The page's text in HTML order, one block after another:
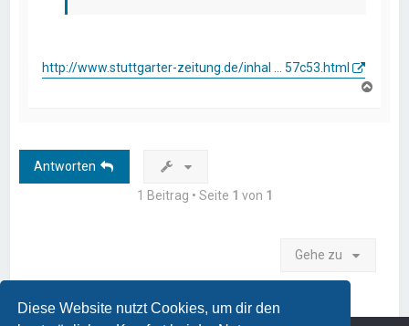
Diese Website nutzt Cookies, um dir den
http://www.stuttgarter-zeitung.de/inhal ... 57c53.html
Antworten
1 Beitrag • Seite 1 von 1
Gehe zu